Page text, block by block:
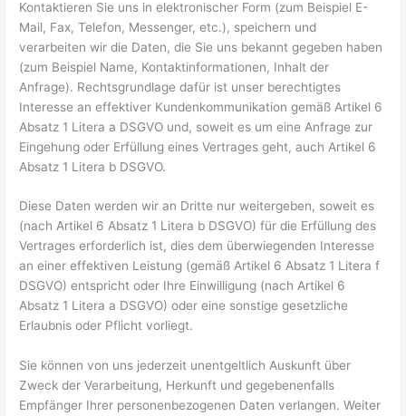
Kontaktieren Sie uns in elektronischer Form (zum Beispiel E-
Mail, Fax, Telefon, Messenger, etc.), speichern und
verarbeiten wir die Daten, die Sie uns bekannt gegeben haben
(zum Beispiel Name, Kontaktinformationen, Inhalt der
Anfrage). Rechtsgrundlage dafür ist unser berechtigtes
Interesse an effektiver Kundenkommunikation gemäß Artikel 6
Absatz 1 Litera a DSGVO und, soweit es um eine Anfrage zur
Eingehung oder Erfüllung eines Vertrages geht, auch Artikel 6
Absatz 1 Litera b DSGVO.
Diese Daten werden wir an Dritte nur weitergeben, soweit es
(nach Artikel 6 Absatz 1 Litera b DSGVO) für die Erfüllung des
Vertrages erforderlich ist, dies dem überwiegenden Interesse
an einer effektiven Leistung (gemäß Artikel 6 Absatz 1 Litera f
DSGVO) entspricht oder Ihre Einwilligung (nach Artikel 6
Absatz 1 Litera a DSGVO) oder eine sonstige gesetzliche
Erlaubnis oder Pflicht vorliegt.
Sie können von uns jederzeit unentgeltlich Auskunft über
Zweck der Verarbeitung, Herkunft und gegebenenfalls
Empfänger Ihrer personenbezogenen Daten verlangen. Weiter